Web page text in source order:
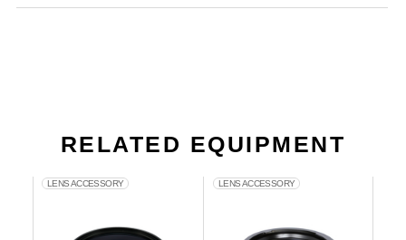
RELATED EQUIPMENT
LENS ACCESSORY LENS ACCESSORY